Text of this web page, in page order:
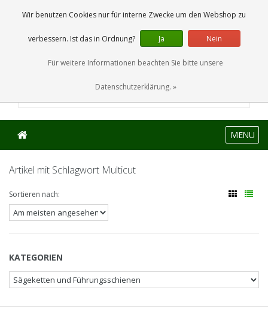
0 Artikel
MENU
Artikel mit Schlagwort Multicut
Sortieren nach:
KATEGORIEN
Wir benutzen Cookies nur für interne Zwecke um den Webshop zu
verbessern. Ist das in Ordnung? Ja Nein
Für weitere Informationen beachten Sie bitte unsere
Datenschutzerklärung. »